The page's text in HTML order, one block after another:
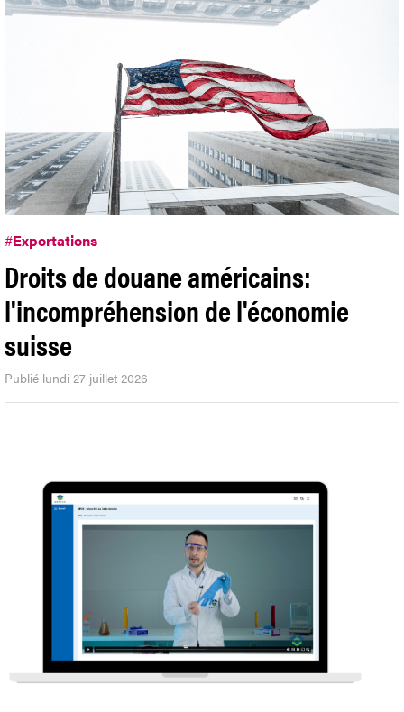
#Exportations
Droits de douane américains:
l'incompréhension de l'économie
suisse
Publié lundi 27 juillet 2026